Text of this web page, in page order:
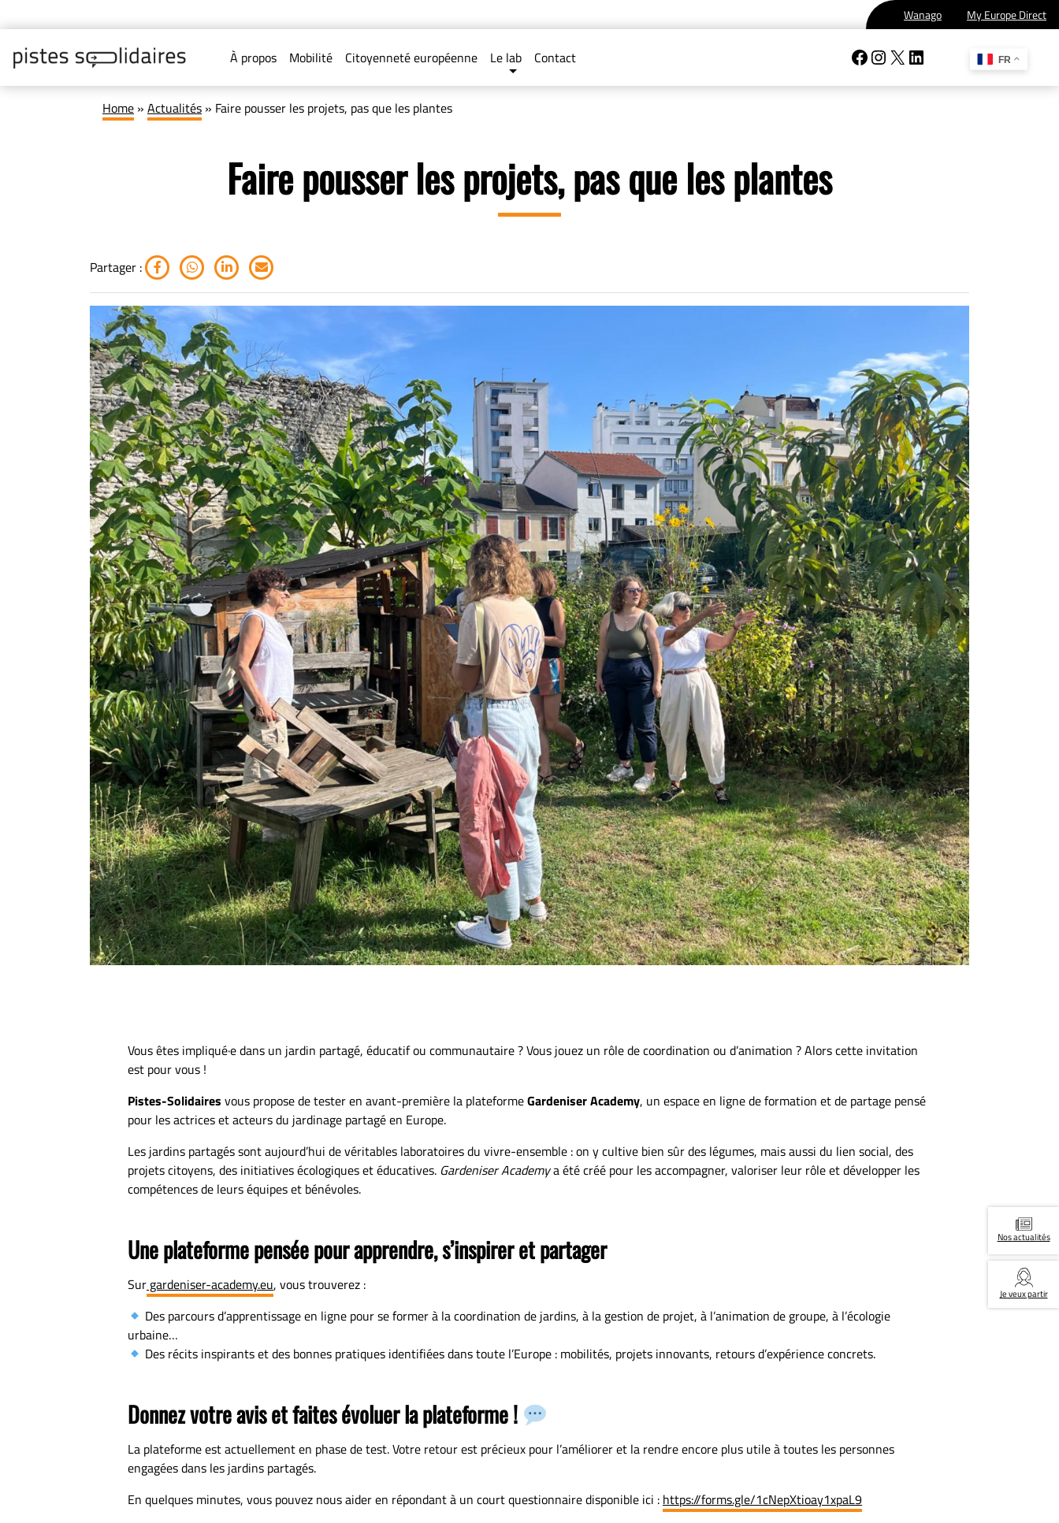
Wanago My Europe Direct
À propos Mobilité Citoyenneté européenne Le lab Contact Facebook
Instagram
X LinkedIn FR
Home » Actualités » Faire pousser les projets, pas que les plantes
Faire pousser les projets, pas que les plantes
Partager :
Vous êtes impliqué·e dans un jardin partagé, éducatif ou communautaire ? Vous jouez un rôle de coordination ou d’animation ? Alors cette invitation
est pour vous !
Pistes-Solidaires vous propose de tester en avant-première la plateformeGardeniser Academy, un espace en ligne de formation et de partage pensé
pour les actrices et acteurs du jardinage partagé en Europe.
Les jardins partagés sont aujourd’hui de véritables laboratoires du vivre-ensemble : on y cultive bien sûr des légumes, mais aussi du lien social, des
projets citoyens, des initiatives écologiques et éducatives. Gardeniser Academya été créé pour les accompagner, valoriser leur rôle et développer les
compétences de leurs équipes et bénévoles.
Une plateforme pensée pour apprendre, s’inspirer et partager
Sur gardeniser-academy.eu, vous trouverez :
Des parcours d’apprentissage en ligne pour se former à la coordination de jardins, à la gestion de projet, à l’animation de groupe, à l’écologie
urbaine…
Des récits inspirants et des bonnes pratiques identifiées dans toute l’Europe : mobilités, projets innovants, retours d’expérience concrets.
Donnez votre avis et faites évoluer la plateforme !
La plateforme est actuellement en phase de test. Votre retour est précieux pour l’améliorer et la rendre encore plus utile à toutes les personnes
engagées dans les jardins partagés.
En quelques minutes, vous pouvez nous aider en répondant à un court questionnaire disponible ici : https://forms.gle/1cNepXtioay1xpaL9
Nos actualités
Je veux partir